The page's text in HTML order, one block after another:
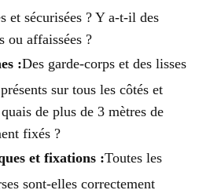
et sécurisées ? Y a-t-il des
ou affaissées ?
:Des garde-corps et des lisses
sur tous les côtés et
de plus de 3 mètres de
fixés ?
et fixations :Toutes les
sont-elles correctement